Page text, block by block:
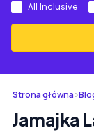
All Inclusive
Strona główna›
Jamajka